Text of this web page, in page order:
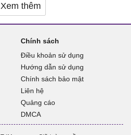
Xem thêm
Chính sách
Điều khoản sử dụng
Hướng dẫn sử dụng
Chính sách bảo mật
Liên hệ
Quảng cáo
DMCA